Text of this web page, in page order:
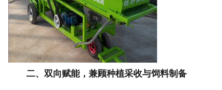
二、双向赋能，兼顾种植采收与饲料制备